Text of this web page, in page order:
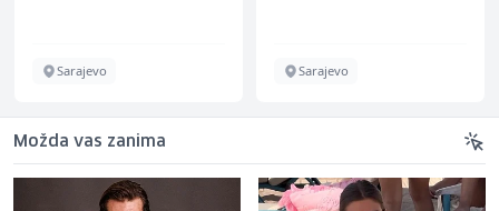
Sarajevo Sarajevo
Možda vas zanima